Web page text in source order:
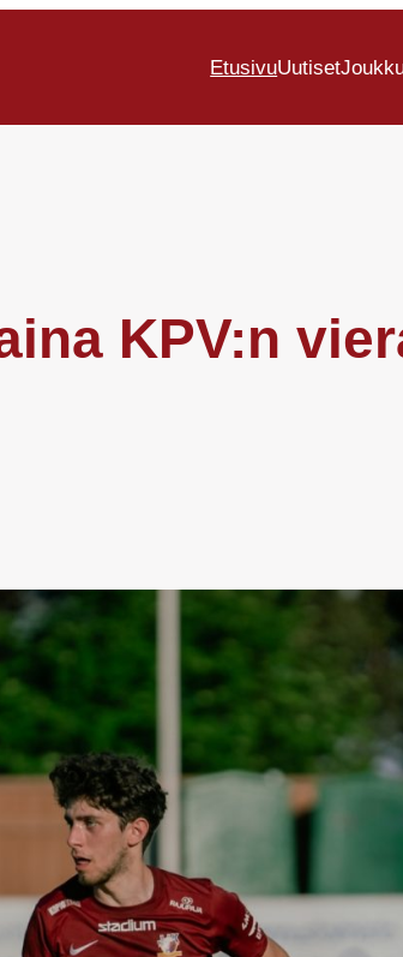
EtusivuUutiset
KPV:n